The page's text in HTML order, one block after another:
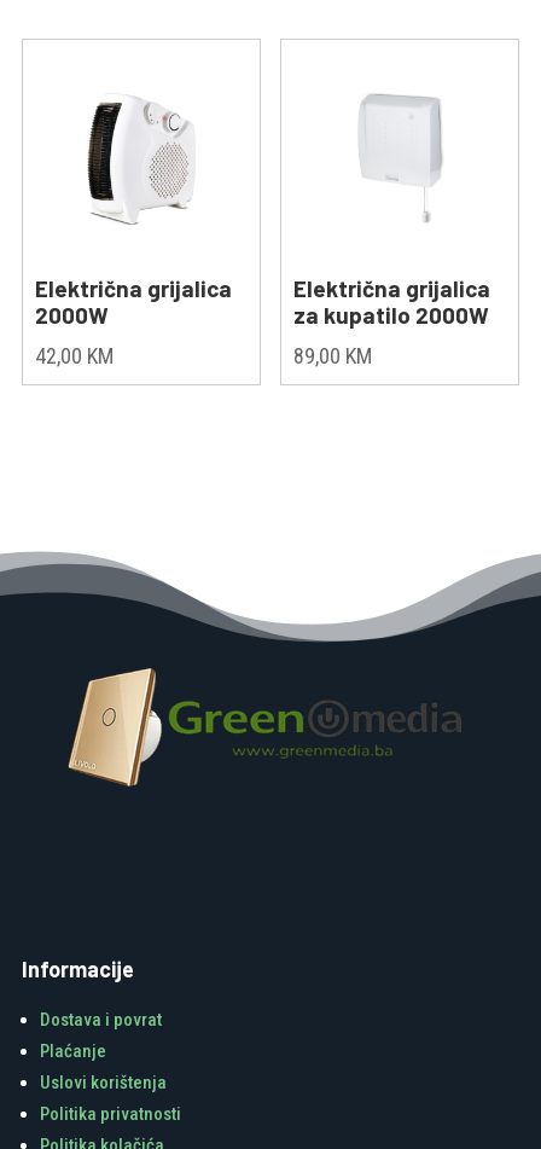
Električna grijalica
2000W
42,00 KM
Električna grijalica
za kupatilo 2000W
89,00 KM
Informacije
Dostava i povrat
Plaćanje
Uslovi korištenja
Politika privatnosti